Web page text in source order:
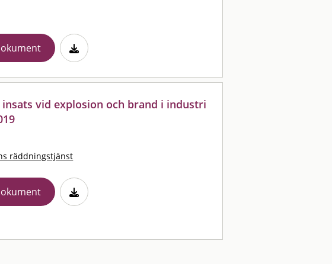
vid explosion och brand i industri
räddningstjänst